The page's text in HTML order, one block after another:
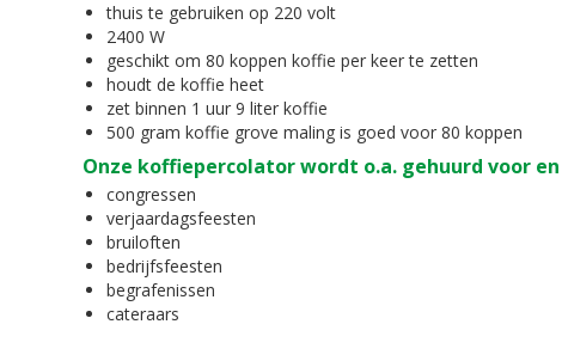
thuis te gebruiken op 220 volt
2400 W
geschikt om 80 koppen koffie per keer te zetten
houdt de koffie heet
zet binnen 1 uur 9 liter koffie
500 gram koffie grove maling is goed voor 80 koppen
Onze koffiepercolator wordt o.a. gehuurd voor
congressen
verjaardagsfeesten
bruiloften
bedrijfsfeesten
begrafenissen
cateraars